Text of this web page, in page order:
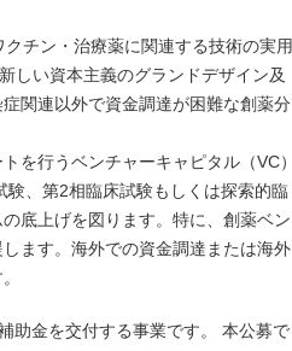
チン・治療薬に関連する技術の実用
しい資本主義のグランドデザイン及
関連以外で資金調達が困難な創薬分
を行うベンチャーキャピタル（VC）
、第2相臨床試験もしくは探索的臨
底上げを図ります。特に、創薬ベン
ます。海外での資金調達または海外
助金を交付する事業です。 本公募で